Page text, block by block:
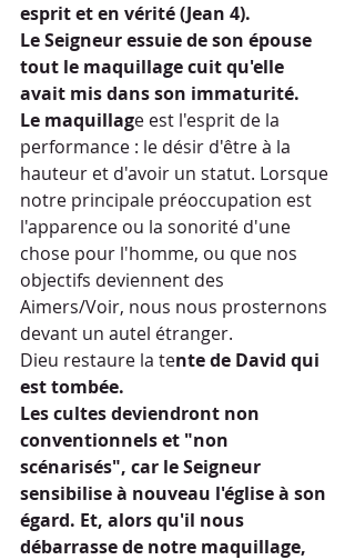
esprit et en vérité (Jean 4).
Le Seigneur essuie de son épouse
tout le maquillage cuit qu'elle
avait mis dans son immaturité.
Le maquillage est l'esprit de la
performance : le désir d'être à la
hauteur et d'avoir un statut. Lorsque
notre principale préoccupation est
l'apparence ou la sonorité d'une
chose pour l'homme, ou que nos
objectifs deviennent des
Aimers/Voir, nous nous prosternons
devant un autel étranger.
Dieu restaure la tente de David qui
est tombée.
Les cultes deviendront non
conventionnels et "non
scénarisés", car le Seigneur
sensibilise à nouveau l'église à son
égard. Et, alors qu'il nous
débarrasse de notre maquillage,